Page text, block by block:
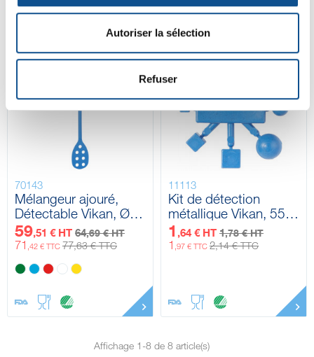
Autoriser la sélection
Refuser
70143
Mélangeur ajouré,
Détectable Vikan, Ø31
mm, 1200 mm
59,51 € HT 64,69 € HT
71 ,42 € TTC 77,63 € TTC
-8%
11113
Kit de détection
métallique Vikan, 55
mm
1 ,64 € HT 1,78 € HT
1 ,97 € TTC 2,14 € TTC
-8%
Affichage 1-8 de 8 article(s)